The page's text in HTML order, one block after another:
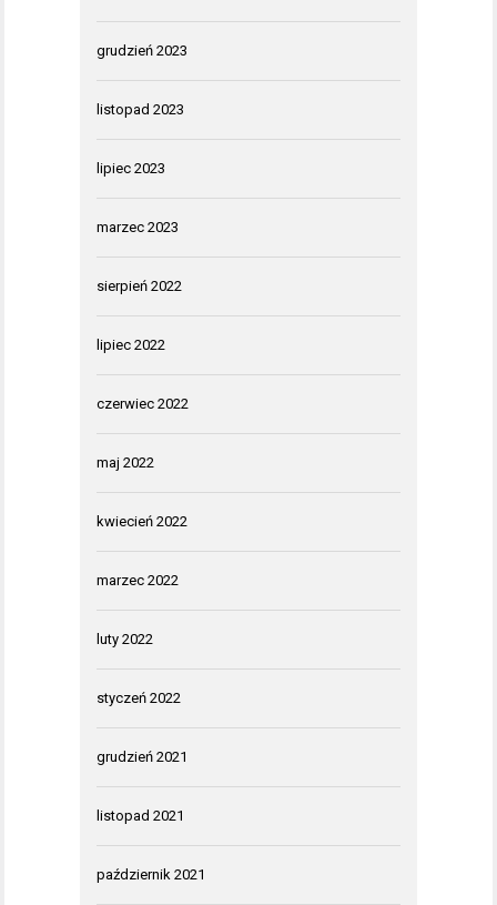
grudzień 2023
listopad 2023
lipiec 2023
marzec 2023
sierpień 2022
lipiec 2022
czerwiec 2022
maj 2022
kwiecień 2022
marzec 2022
luty 2022
styczeń 2022
grudzień 2021
listopad 2021
październik 2021